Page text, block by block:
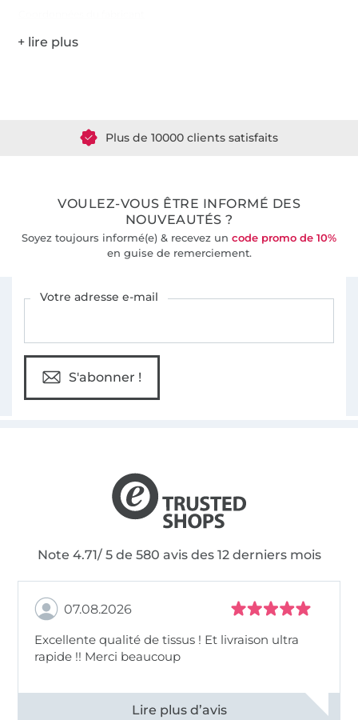
Plus de 10000 clients satisfaits
VOULEZ-VOUS ÊTRE INFORMÉ DES
NOUVEAUTÉS ?
Soyez toujours informé(e) & recevez un code promo de 10%
en guise de remerciement.
Votre adresse e-mail
S'abonner !
Note 4.71/ 5 de 580 avis des 12 derniers mois
07.08.2026
Excellente qualité de tissus ! Et livraison ultra
rapide !! Merci beaucoup
Voir tous les 11497 commentaires